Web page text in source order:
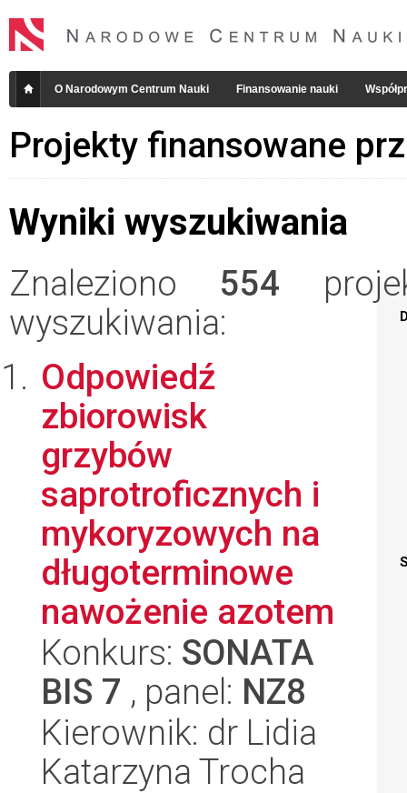
O Narodowym Centrum Nauki Finansowanie nauki
Projekty finansowane
Wyniki wyszukiwania
Znaleziono 554
wyszukiwania:
Odpowiedź
zbiorowisk
grzybów
saprotroficznych i
mykoryzowych na
długoterminowe
nawożenie azotem
Konkurs: SONATA
BIS 7 , panel: NZ8
Kierownik: dr Lidia
Katarzyna Trocha